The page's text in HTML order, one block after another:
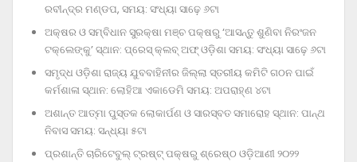
ରବୀନ୍ଦ୍ର ମଣ୍ଡପ, ସମୟ: ସଂଧ୍ୟା ସାଢ଼େ ୬ଟା
ଅକ୍ଷର ଓ ସମ୍ବିଧାନ ସୁରକ୍ଷା ମଞ୍ଚ ପକ୍ଷରୁ ‘ଆସନ୍ତୁ ଶୁଣିବା ନିରଂଜନ
ଟକ୍‌ଲେଙ୍କୁ’ ସ୍ଥାନ: ପ୍ରେସ୍‌ କ୍ଲବ୍‌ ଅଫ୍‌ ଓଡ଼ିଶା ସମୟ: ସଂଧ୍ୟା ସାଢ଼େ ୬ଟା
ସମୃଦ୍ଧ ଓଡ଼ିଶା ରାଜ୍ୟ ଯୁବବାହିନୀର ଜିଲ୍ଲା ସ୍ତରୀୟ କମିଟି ଗଠନ ପାଇଁ
କର୍ମଶାଳା ସ୍ଥାନ: ଲୋହିଆ ଏକାଡେମି ସମୟ: ଅପରାହ୍‌ଣ ୪ଟା
ଅଶାନ୍ତ ଆତ୍ମା ପୁସ୍ତକ ଲୋକାର୍ପଣ ଓ ସାରସ୍ବତ ସମାରୋହ ସ୍ଥାନ: ପାନ୍ଥ
ନିବାସ ସମୟ: ସନ୍ଧ୍ୟା ୫ଟା
ପ୍ରଶାନ୍ତି ଚାରିଟେବୁଲ୍‌ ଟ୍ରଷ୍ଟ୍‌ ପକ୍ଷରୁ ଶ୍ରେଷ୍ଠ ଓଡ଼ିଆଣୀ ୨୦୨୨